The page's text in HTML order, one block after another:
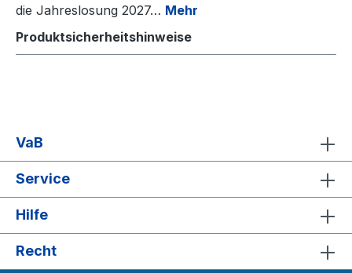
die Jahreslosung 2027… Mehr
Produktsicherheitshinweise
VaB
Service
Hilfe
Recht